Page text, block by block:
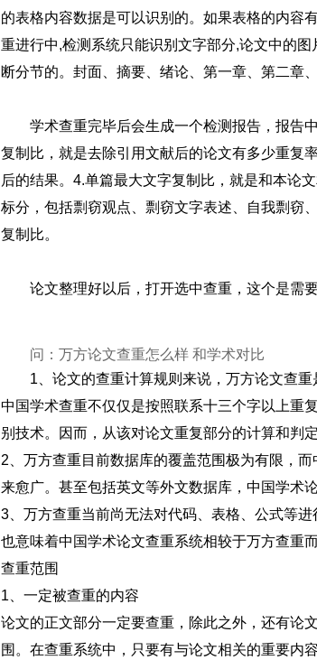
的表格内容数据是可以识别的。如果表格的内容
重进行中,检测系统只能识别文字部分,论文中的图
断分节的。封面、摘要、绪论、第一章、第二章
学术查重完毕后会生成一个检测报告，报告
复制比，就是去除引用文献后的论文有多少重复
后的结果。4.单篇最大文字复制比，就是和本论
标分，包括剽窃观点、剽窃文字表述、自我剽窃
复制比。
论文整理好以后，打开选中查重，这个是需要
问：万方论文查重怎么样 和学术对比
1、论文的查重计算规则来说，万方论文查
中国学术查重不仅仅是按照联系十三个字以上重
别技术。因而，从该对论文重复部分的计算和判
2、万方查重目前数据库的覆盖范围极为有限，
来愈广。甚至包括英文等外文数据库，中国学术
3、万方查重当前尚无法对代码、表格、公式等
也意味着中国学术论文查重系统相较于万方查重
查重范围
1、一定被查重的内容
论文的正文部分一定要查重，除此之外，还有论
围。在查重系统中，只要有与论文相关的重要内